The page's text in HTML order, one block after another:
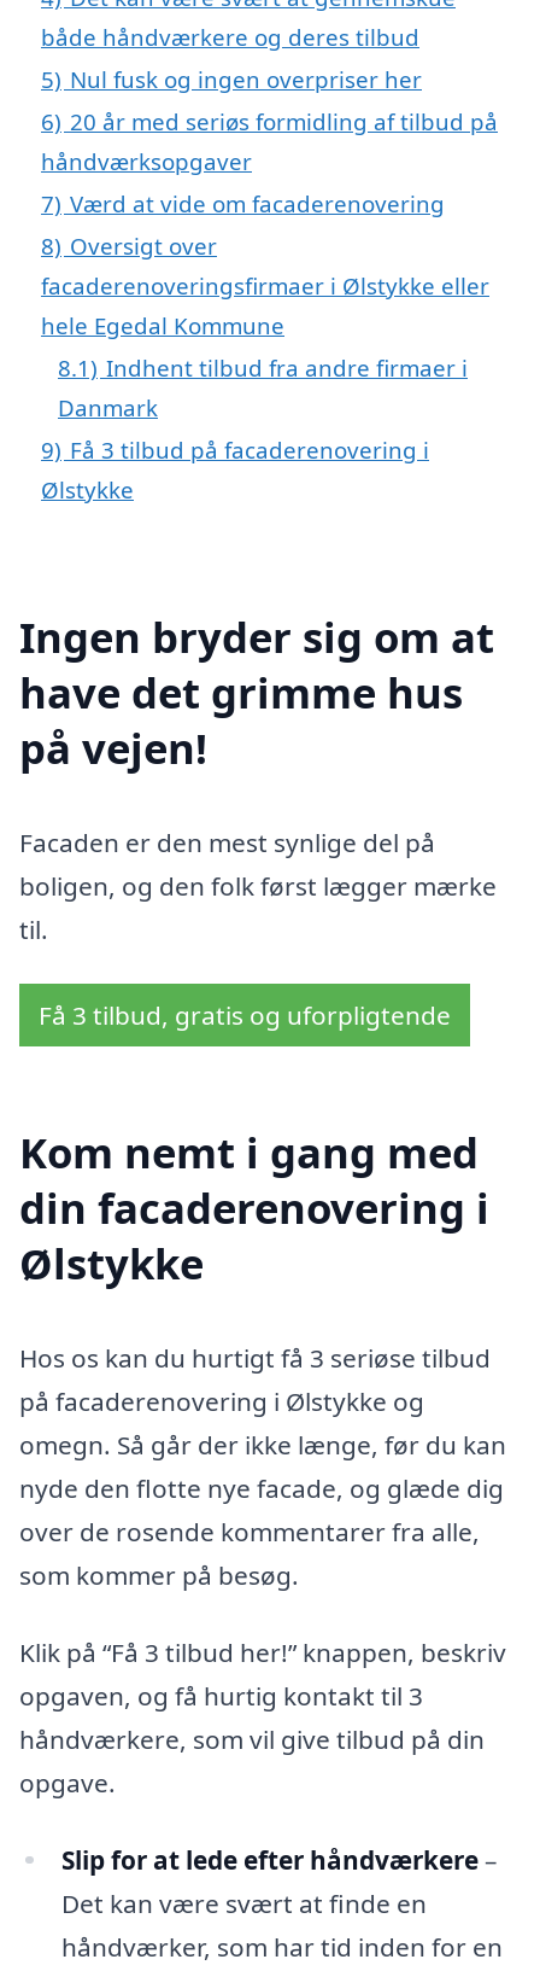
både håndværkere og deres tilbud
5) Nul fusk og ingen overpriser her
6) 20 år med seriøs formidling af tilbud på
håndværksopgaver
7) Værd at vide om facaderenovering
8) Oversigt over
facaderenoveringsfirmaer i Ølstykke eller
hele Egedal Kommune
8.1) Indhent tilbud fra andre firmaer i
Danmark
9) Få 3 tilbud på facaderenovering i
Ølstykke
Ingen bryder sig om at
have det grimme hus
på vejen!
Facaden er den mest synlige del på
boligen, og den folk først lægger mærke
til.
Få 3 tilbud, gratis og uforpligtende
Kom nemt i gang med
din facaderenovering i
Ølstykke
Hos os kan du hurtigt få 3 seriøse tilbud
på facaderenovering i Ølstykke og
omegn. Så går der ikke længe, før du kan
nyde den flotte nye facade, og glæde dig
over de rosende kommentarer fra alle,
som kommer på besøg.
Klik på “Få 3 tilbud her!” knappen, beskriv
opgaven, og få hurtig kontakt til 3
håndværkere, som vil give tilbud på din
opgave.
Slip for at lede efter håndværkere–
Det kan være svært at finde en
håndværker, som har tid inden for en